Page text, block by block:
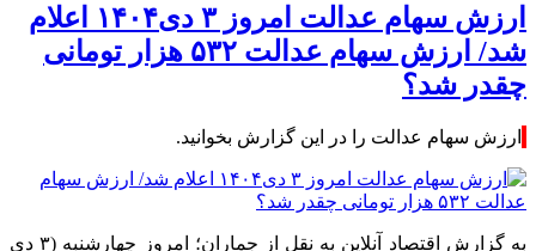
ارزش سهام عدالت امروز ۳ دی۱۴۰۴ اعلام
شد/ ارزش سهام عدالت ۵۳۲ هزار تومانی
چقدر شد؟
ارزش سهام عدالت را در این گزارش بخوانید.
به گزارش اقتصاد آنلاین به نقل از جماران؛ امروز چهارشنبه (۳ دی